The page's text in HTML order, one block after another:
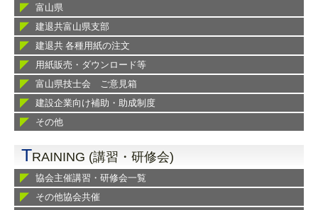
富山県
建退共富山県支部
建退共 各種用紙の注文
用紙販売・ダウンロード等
富山県技士会 ご意見箱
建設企業向け補助・助成制度
その他
TRAINING (講習・研修会)
協会主催講習・研修会一覧
その他協会共催